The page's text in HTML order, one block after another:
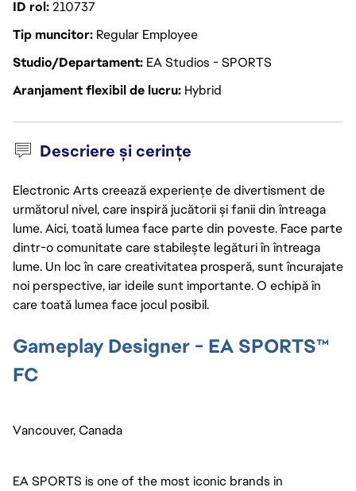
ID rol210737
Tip muncitor Regular Employee
Studio/Departament EA Studios - SPORTS
Aranjament flexibil de lucru Hybrid
Descriere și cerințe
Electronic Arts creează experiențe de divertisment de
următorul nivel, care inspiră jucătorii și fanii din întreaga
lume. Aici, toată lumea face parte din poveste. Face parte
dintr-o comunitate care stabilește legături în întreaga
lume. Un loc în care creativitatea prosperă, sunt încurajate
noi perspective, iar ideile sunt importante. O echipă în
care toată lumea face jocul posibil.
Gameplay Designer - EA SPORTS™
FC
Vancouver, Canada
EA SPORTS is one of the most iconic brands in